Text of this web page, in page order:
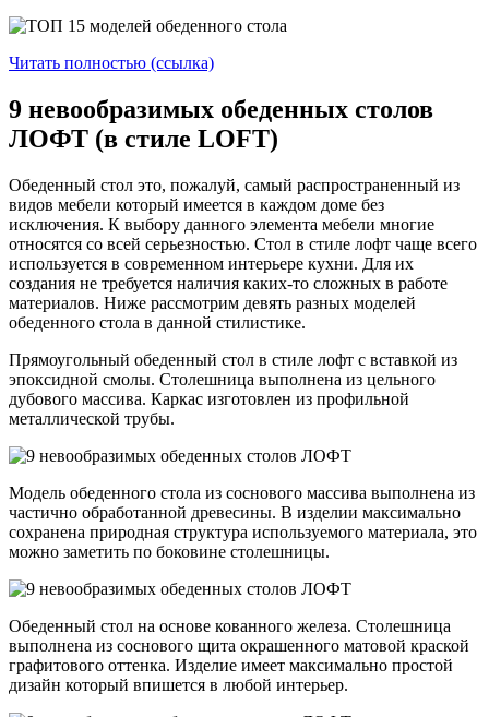
Читать полностью (ссылка)
9 невообразимых обеденных столов
ЛОФТ (в стиле LOFT)
Обеденный стол это, пожалуй, самый распространенный из
видов мебели который имеется в каждом доме без
исключения. К выбору данного элемента мебели многие
относятся со всей серьезностью. Стол в стиле лофт чаще всего
используется в современном интерьере кухни. Для их
создания не требуется наличия каких-то сложных в работе
материалов. Ниже рассмотрим девять разных моделей
обеденного стола в данной стилистике.
Прямоугольный обеденный стол в стиле лофт с вставкой из
эпоксидной смолы. Столешница выполнена из цельного
дубового массива. Каркас изготовлен из профильной
металлической трубы.
Модель обеденного стола из соснового массива выполнена из
частично обработанной древесины. В изделии максимально
сохранена природная структура используемого материала, это
можно заметить по боковине столешницы.
Обеденный стол на основе кованного железа. Столешница
выполнена из соснового щита окрашенного матовой краской
графитового оттенка. Изделие имеет максимально простой
дизайн который впишется в любой интерьер.